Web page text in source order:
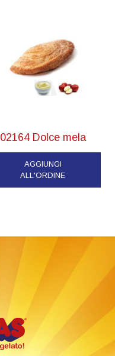
02164 Dolce mela
AGGIUNGI
ALL'ORDINE